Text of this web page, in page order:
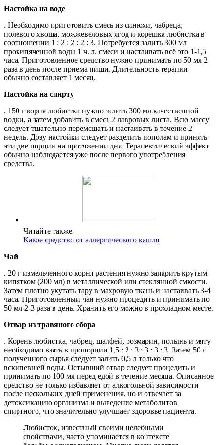
Настойка на воде
. Необходимо приготовить смесь из синюхи, чабреца,
полевого хвоща, можжевеловых ягод и корешка любистка в
соотношении 1 : 2 : 2 : 2 : 3. Потребуется залить 300 мл
прокипяченной воды 1 ч. л. смеси и настаивать всё это 1-1,5
часа. Приготовленное средство нужно принимать по 50 мл 2
раза в день после приема пищи. Длительность терапии
обычно составляет 1 месяц.
Настойка на спирту
. 150 г корня любистка нужно залить 300 мл качественной
водки, а затем добавить в смесь 2 лавровых листа. Всю массу
следует тщательно перемешать и настаивать в течение 2
недель. Дозу настойки следует разделить пополам и принять
эти две порции на протяжении дня. Терапевтический эффект
обычно наблюдается уже после первого употребления
средства.
Читайте также:
Какое средство от аллергического кашля
Чай
. 20 г измельченного корня растения нужно запарить крутым
кипятком (200 мл) в металлической или стеклянной емкости.
Затем плотно укутать тару в махровую ткань и настаивать 3-4
часа. Приготовленный чай нужно процедить и принимать по
50 мл 2-3 раза в день. Хранить его можно в прохладном месте.
Отвар из травяного сбора
. Корень любистка, чабрец, шалфей, розмарин, полынь и мяту
необходимо взять в пропорции 1,5 : 2 : 3 : 3 : 3 : 3. Затем 50 г
полученного сырья следует залить 0,5 л только что
вскипевшей воды. Остывший отвар следует процедить и
принимать по 100 мл перед едой в течение месяца. Описанное
средство не только избавляет от алкогольной зависимости
после нескольких дней применения, но и отвечает за
детоксикацию организма и выведение метаболитов
спиртного, что значительно улучшает здоровье пациента.
Любисток, известный своими целебными
свойствами, часто упоминается в контексте